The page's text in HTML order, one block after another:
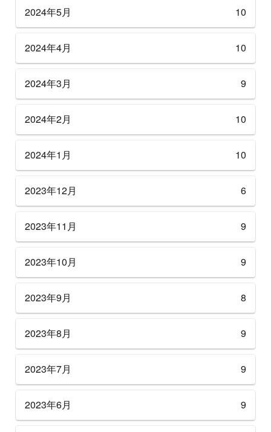
2024年5月 10
2024年4月 10
2024年3月 9
2024年2月 10
2024年1月 10
2023年12月 6
2023年11月 9
2023年10月 9
2023年9月 8
2023年8月 9
2023年7月 9
2023年6月 9